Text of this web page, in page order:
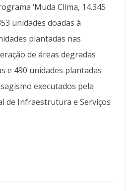
‘Muda Clima, 14.345
unidades doadas à
plantadas nas
de áreas degradas
e 490 unidades plantadas
executados pela
de Infraestrutura e Serviços